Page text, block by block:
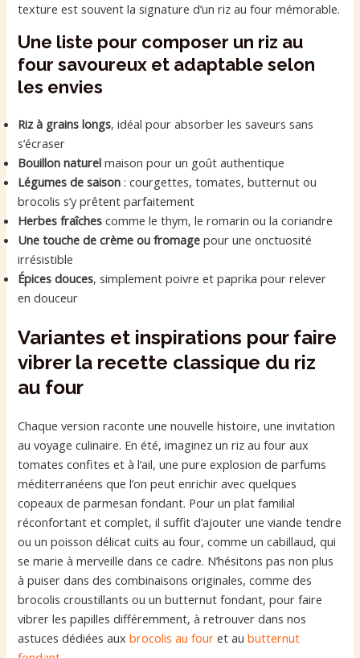
texture est souvent la signature d’un riz au four mémorable.
Une liste pour composer un riz au
four savoureux et adaptable selon
les envies
Riz à grains longs, idéal pour absorber les saveurs sans
s’écraser
Bouillon naturel maison pour un goût authentique
Légumes de saison : courgettes, tomates, butternut ou
brocolis s’y prêtent parfaitement
Herbes fraîches comme le thym, le romarin ou la coriandre
Une touche de crème ou fromage pour une onctuosité
irrésistible
Épices douces, simplement poivre et paprika pour relever
en douceur
Variantes et inspirations pour faire
vibrer la recette classique du riz
au four
Chaque version raconte une nouvelle histoire, une invitation
au voyage culinaire. En été, imaginez un riz au four aux
tomates confites et à l’ail, une pure explosion de parfums
méditerranéens que l’on peut enrichir avec quelques
copeaux de parmesan fondant. Pour un plat familial
réconfortant et complet, il suffit d’ajouter une viande tendre
ou un poisson délicat cuits au four, comme un cabillaud, qui
se marie à merveille dans ce cadre. N’hésitons pas non plus
à puiser dans des combinaisons originales, comme des
brocolis croustillants ou un butternut fondant, pour faire
vibrer les papilles différemment, à retrouver dans nos
astuces dédiées auxbrocolis au four et aubutternut